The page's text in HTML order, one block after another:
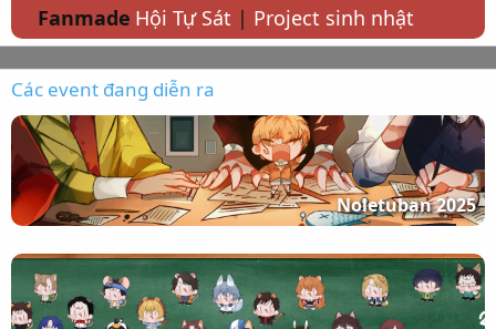
Fanmade Hội Tự Sát | Project sinh nhật
Các event đang diễn ra
Noletuban 2025